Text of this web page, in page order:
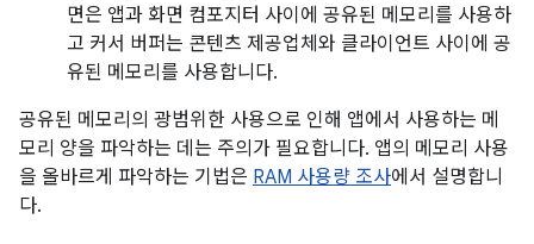
면은 앱과 화면 컴포지터 사이에 공유된 메모리를 사용하
고 커서 버퍼는 콘텐츠 제공업체와 클라이언트 사이에 공
유된 메모리를 사용합니다.
공유된 메모리의 광범위한 사용으로 인해 앱에서 사용하는 메
모리 양을 파악하는 데는 주의가 필요합니다. 앱의 메모리 사용
을 올바르게 파악하는 기법은 RAM 사용량 조사에서 설명합니
다.